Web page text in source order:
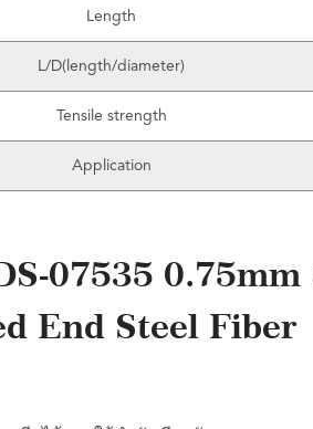
Length
L/D(length/diameter)
Tensile strength
Application
07535
End Steel Fiber